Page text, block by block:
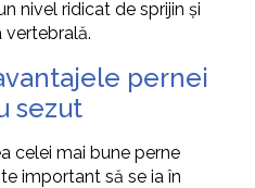
nivel ridicat de sprijin și
pernei
sezut
celei mai bune perne
important să se ia în